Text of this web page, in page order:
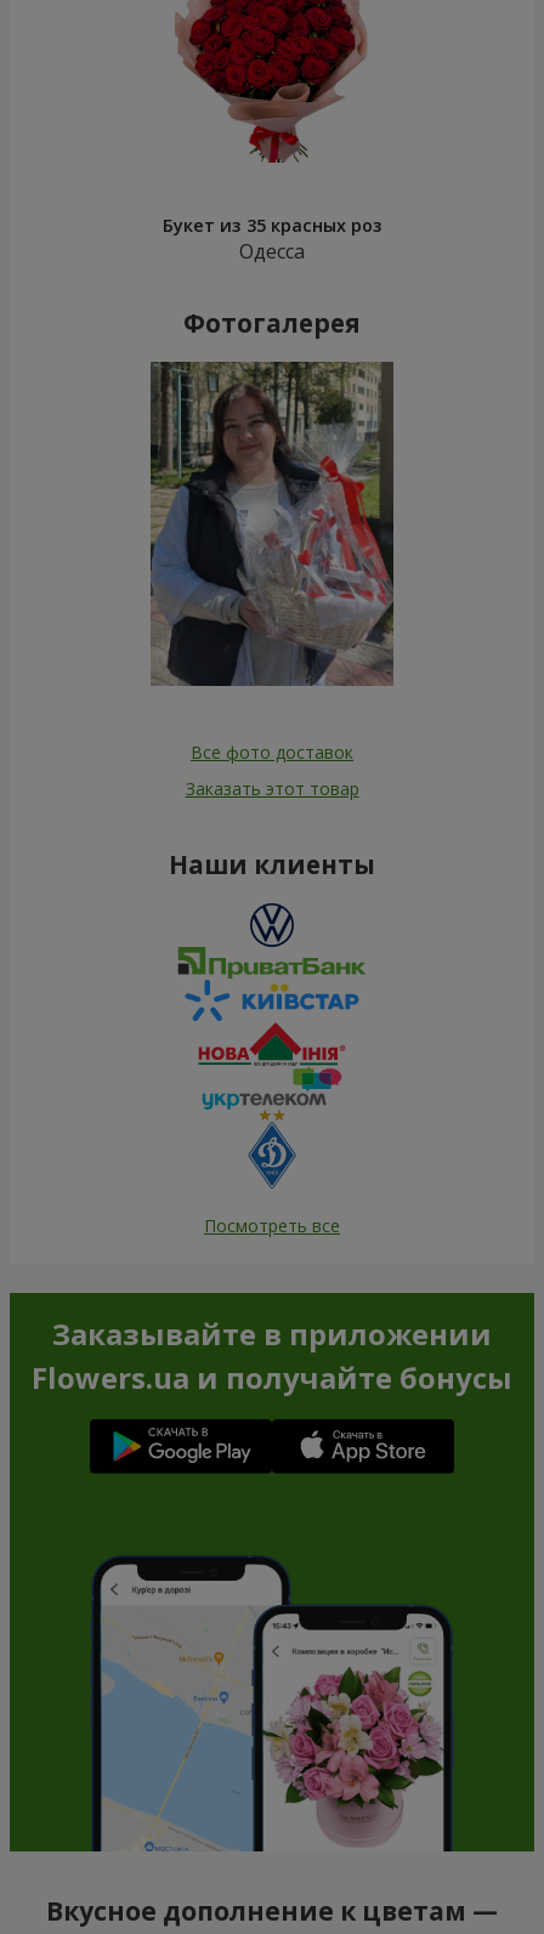
Букет из 35 красных роз
Одесса
Фотогалерея
Все фото доставок
Заказать этот товар
Наши клиенты
Посмотреть все
Заказывайте в приложении
Flowers.ua и получайте бонусы
Вкусное дополнение к цветам —